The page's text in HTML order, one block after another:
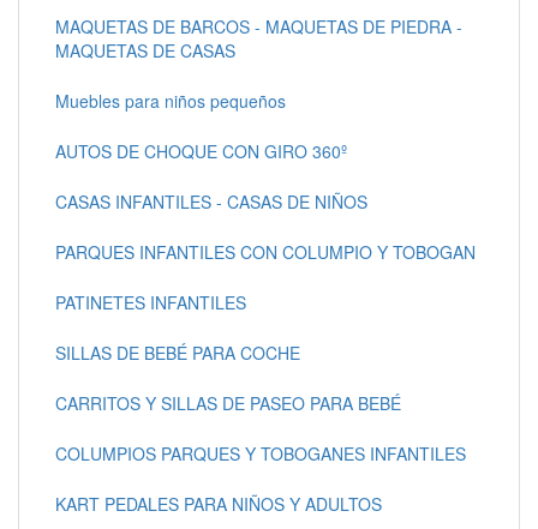
MAQUETAS DE BARCOS - MAQUETAS DE PIEDRA -
MAQUETAS DE CASAS
Muebles para niños pequeños
AUTOS DE CHOQUE CON GIRO 360º
CASAS INFANTILES - CASAS DE NIÑOS
PARQUES INFANTILES CON COLUMPIO Y TOBOGAN
PATINETES INFANTILES
SILLAS DE BEBÉ PARA COCHE
CARRITOS Y SILLAS DE PASEO PARA BEBÉ
COLUMPIOS PARQUES Y TOBOGANES INFANTILES
KART PEDALES PARA NIÑOS Y ADULTOS